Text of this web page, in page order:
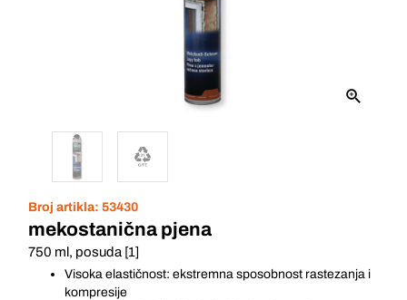
Broj artikla: 53430
mekostanična pjena
750 ml, posuda [1]
Visoka elastičnost: ekstremna sposobnost rastezanja i
kompresije